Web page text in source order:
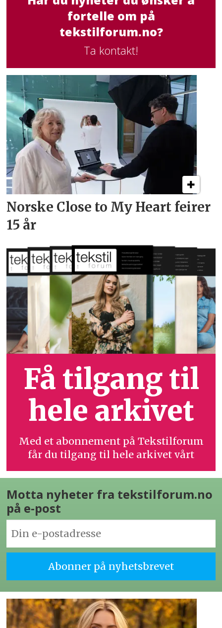
fortelle om på
tekstilforum.no?
Ta kontakt!
Norske Close to My Heart feirer
15 år
Få tilgang til
hele arkivet
Med et abonnement på Tekstilforum
får du tilgang til hele arkivet vårt
Motta nyheter fra tekstilforum.no
på e-post